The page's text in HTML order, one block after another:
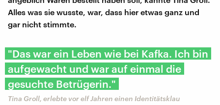
Alles was sie wusste, war, dass hier etwas ganz und
gar nicht stimmte.
"Das war ein Leben wie bei Kafka. Ich bin
aufgewacht und war auf einmal die
gesuchte Betrügerin."
Tina Groll, erlebte vor elf Jahren einen Identitätsklau